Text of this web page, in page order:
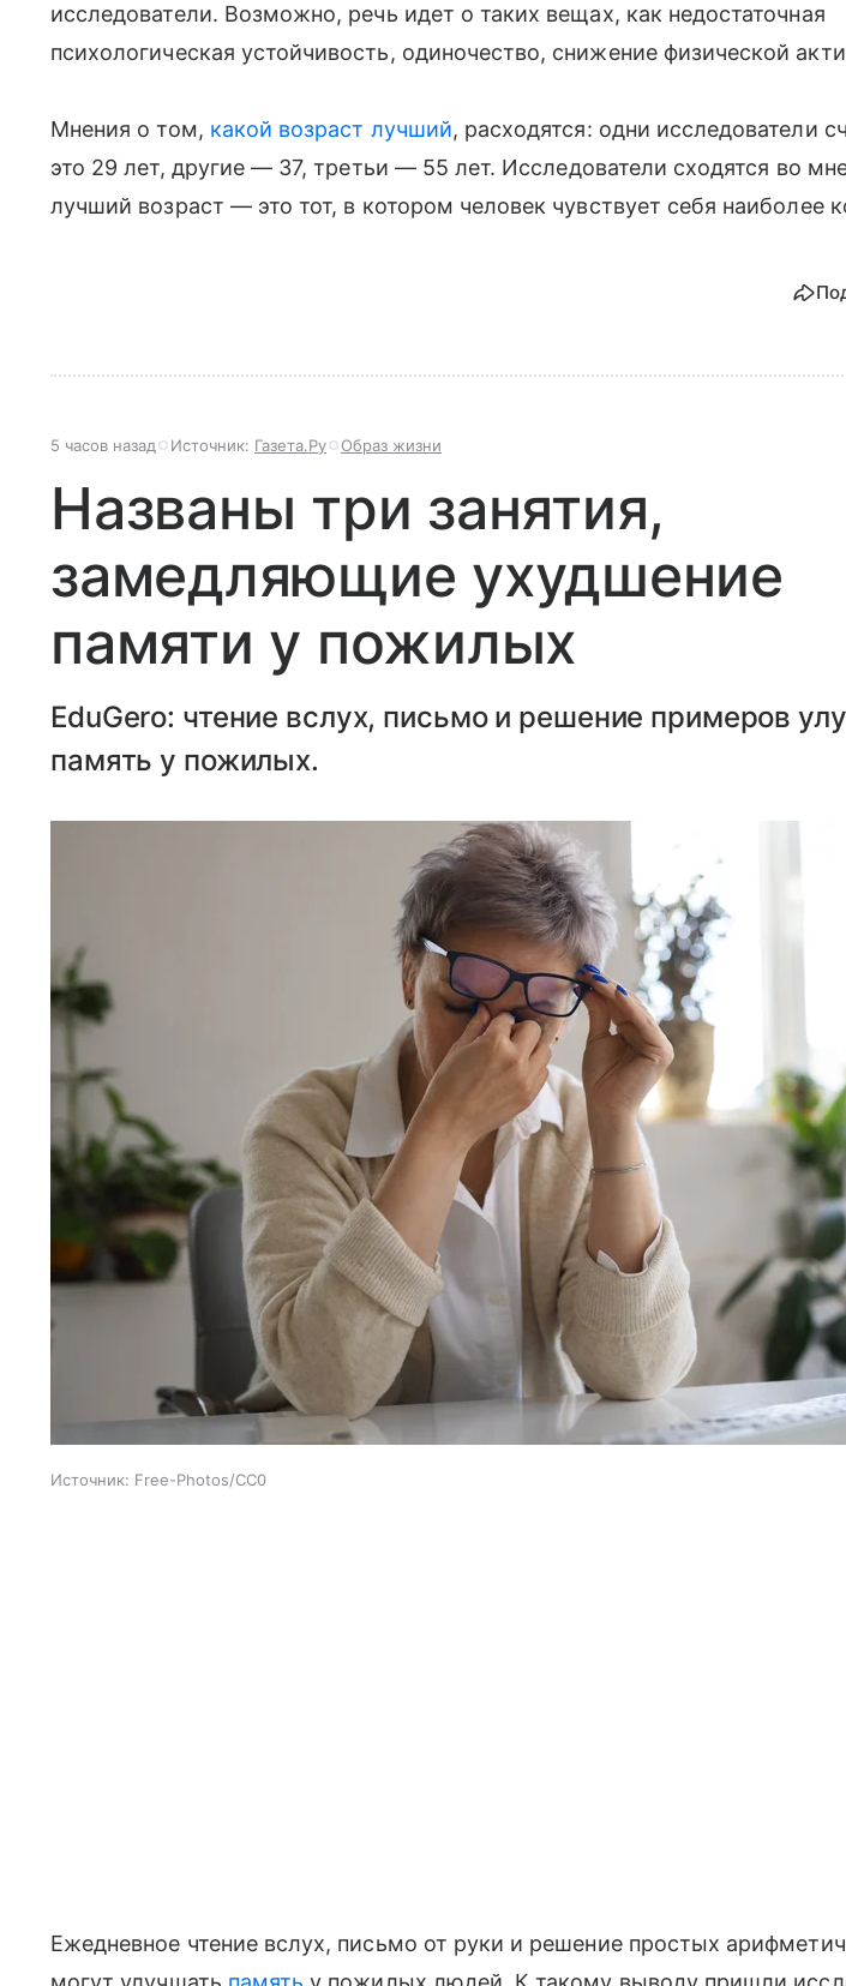
исследователи. Возможно, речь идет о таких вещах, как недостаточная
психологическая устойчивость, одиночество, снижение физической
Мнения о том, какой возраст лучший, расходятся: одни исследователи
это 29 лет, другие— 37, третьи — 55 лет. Исследователи сходятся во
лучший возраст — это тот, в котором человек чувствует себя наиболее
5 часов назад Источник: Газета.Ру Образ жизни
Названы три занятия,
замедляющие ухудшение
памяти у пожилых
EduGero: чтение вслух, письмо и решение примеров
память у пожилых.
Источник: Free-Photos/CC0
Ежедневное чтение вслух, письмо от руки и решение простых